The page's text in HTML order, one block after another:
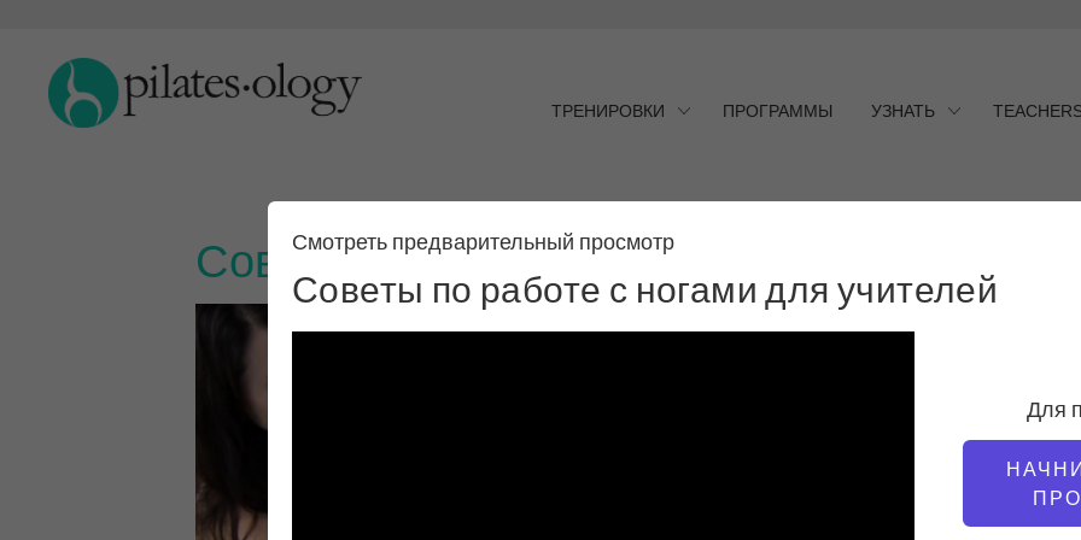
ТРЕНИРОВКИ ПРОГРАММЫ УЗНАТЬ
Советы по работе с ногами для учителей
Смотреть предварительный просмотр
Советы по работе с ногами для учителей
Для